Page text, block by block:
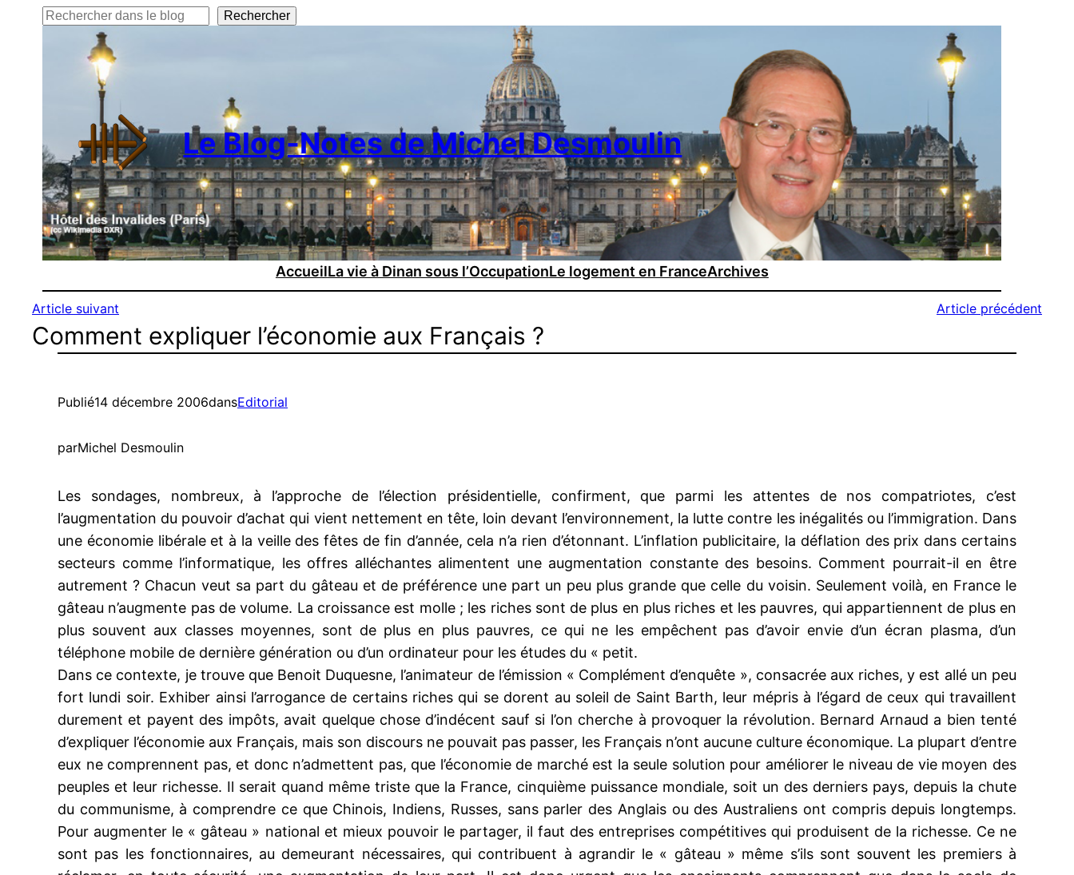
Rechercher Rechercher
Le Blog-Notes de Michel Desmoulin
AccueilLa vie à Dinan sous l’OccupationLe logement en FranceArchives
Article suivant Article précédent
Comment expliquer l’économie aux Français ?
Publié14 décembre 2006dansEditorial
parMichel Desmoulin
Les sondages, nombreux, à l’approche de l’élection présidentielle, confirment, que parmi les attentes de nos compatriotes, c’est
l’augmentation du pouvoir d’achat qui vient nettement en tête, loin devant l’environnement, la lutte contre les inégalités ou l’immigration. Dans
une économie libérale et à la veille des fêtes de fin d’année, cela n’a rien d’étonnant. L’inflation publicitaire, la déflation des prix dans certains
secteurs comme l’informatique, les offres alléchantes alimentent une augmentation constante des besoins. Comment pourrait-il en être
autrement ? Chacun veut sa part du gâteau et de préférence une part un peu plus grande que celle du voisin. Seulement voilà, en France le
gâteau n’augmente pas de volume. La croissance est molle ; les riches sont de plus en plus riches et les pauvres, qui appartiennent de plus en
plus souvent aux classes moyennes, sont de plus en plus pauvres, ce qui ne les empêchent pas d’avoir envie d’un écran plasma, d’un
téléphone mobile de dernière génération ou d’un ordinateur pour les études du « petit.
Dans ce contexte, je trouve que Benoit Duquesne, l’animateur de l’émission « Complément d’enquête », consacrée aux riches, y est allé un peu
fort lundi soir. Exhiber ainsi l’arrogance de certains riches qui se dorent au soleil de Saint Barth, leur mépris à l’égard de ceux qui travaillent
durement et payent des impôts, avait quelque chose d’indécent sauf si l’on cherche à provoquer la révolution. Bernard Arnaud a bien tenté
d’expliquer l’économie aux Français, mais son discours ne pouvait pas passer, les Français n’ont aucune culture économique. La plupart d’entre
eux ne comprennent pas, et donc n’admettent pas, que l’économie de marché est la seule solution pour améliorer le niveau de vie moyen des
peuples et leur richesse. Il serait quand même triste que la France, cinquième puissance mondiale, soit un des derniers pays, depuis la chute
du communisme, à comprendre ce que Chinois, Indiens, Russes, sans parler des Anglais ou des Australiens ont compris depuis longtemps.
Pour augmenter le « gâteau » national et mieux pouvoir le partager, il faut des entreprises compétitives qui produisent de la richesse. Ce ne
sont pas les fonctionnaires, au demeurant nécessaires, qui contribuent à agrandir le « gâteau » même s’ils sont souvent les premiers à